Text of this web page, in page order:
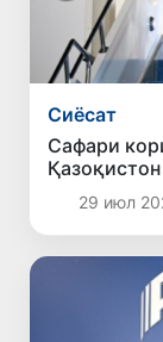
Сиёсат
Сафари
29 июл